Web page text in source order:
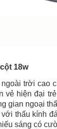
18w
trời cao
vẻ hiện đại
gian ngoại
thấu kính
sáng có